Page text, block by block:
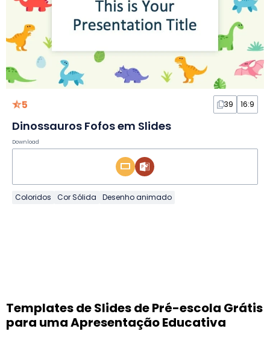
5 39 16:9
Dinossauros Fofos em Slides
Download
Coloridos Cor Sólida Desenho animado
Templates de Slides de Pré-escola Grátis
para uma Apresentação Educativa